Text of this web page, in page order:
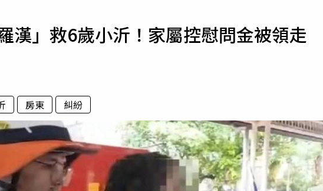
欄
運勢
漢」救6歲小沂！家屬控慰問金被領
房東 糾紛